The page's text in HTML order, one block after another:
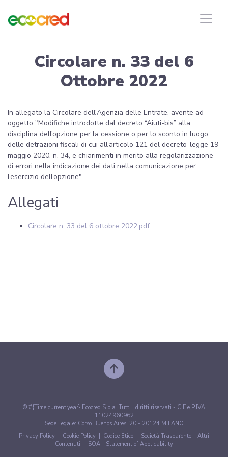
Circolare n. 33 del 6
Ottobre 2022
In allegato la Circolare dell'Agenzia delle Entrate, avente ad
oggetto "Modifiche introdotte dal decreto “Aiuti-bis” alla
disciplina dell’opzione per la cessione o per lo sconto in luogo
delle detrazioni fiscali di cui all’articolo 121 del decreto-legge 19
maggio 2020, n. 34, e chiarimenti in merito alla regolarizzazione
di errori nella indicazione dei dati nella comunicazione per
l’esercizio dell’opzione".
Allegati
Circolare n. 33 del 6 ottobre 2022.pdf
© #{Time.current.year} Ecocred S.p.a. Tutti i diritti riservati - C.F e P.IVA
11024960962
Sede Legale: Corso Buenos Aires, 20 - 20124 MILANO
Privacy Policy
Cookie Policy Codice Etico
Società Trasparente – Altri
Contenuti
SOA - Statement of Applicability